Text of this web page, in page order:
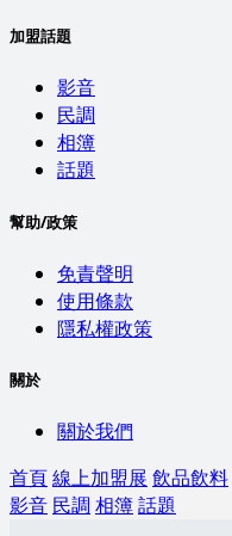
加盟話題
影音
民調
相簿
話題
幫助/政策
免責聲明
使用條款
隱私權政策
關於
關於我們
首頁線上加盟展 飲品飲料
影音 民調 相簿話題